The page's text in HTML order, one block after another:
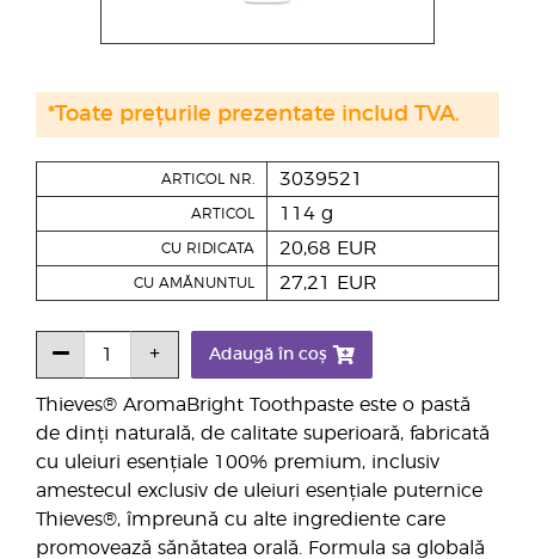
Thieves® AromaBright Toothpaste este o pastă
de dinți naturală, de calitate superioară, fabricată
cu uleiuri esențiale 100% premium, inclusiv
amestecul exclusiv de uleiuri esențiale puternice
Thieves®, împreună cu alte ingrediente care
promovează sănătatea orală. Formula sa globală
ARTICOL NR. 3039521
ARTICOL 114 g
CU RIDICATA 20,68 EUR
CU AMĂNUNTUL 27,21 EUR
Adaugă în coș
*Toate prețurile prezentate includ TVA.